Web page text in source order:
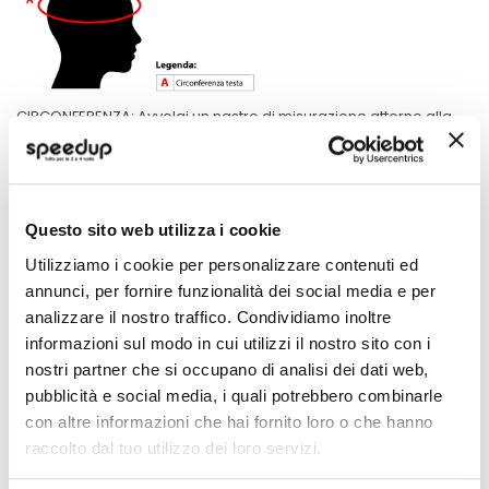
Questo sito web utilizza i cookie
Utilizziamo i cookie per personalizzare contenuti ed
annunci, per fornire funzionalità dei social media e per
analizzare il nostro traffico. Condividiamo inoltre
informazioni sul modo in cui utilizzi il nostro sito con i
nostri partner che si occupano di analisi dei dati web,
pubblicità e social media, i quali potrebbero combinarle
con altre informazioni che hai fornito loro o che hanno
raccolto dal tuo utilizzo dei loro servizi.
CIRCONFERENZA: Avvolgi un nastro di misurazione attorno alla
testa, tenendo il nastro aderente e passando sopra la fronte.
Specifiche tecniche
Maggiori
Informazioni
M2177622
moto
Casco Cross
Blu/giallo/bianco
1
Miglior Prezzo